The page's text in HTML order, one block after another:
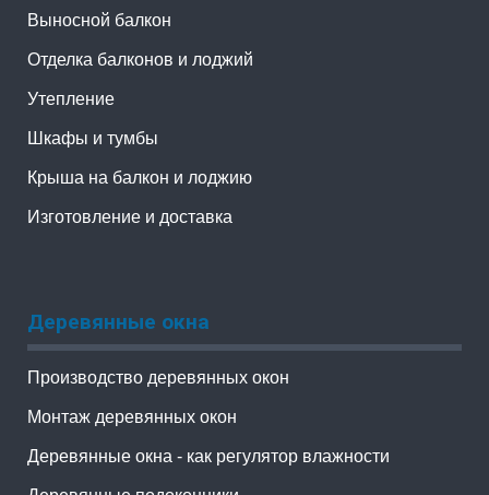
Выносной балкон
Отделка балконов и лоджий
Утепление
Шкафы и тумбы
Крыша на балкон и лоджию
Изготовление и доставка
Деревянные окна
Производство деревянных окон
Монтаж деревянных окон
Деревянные окна - как регулятор влажности